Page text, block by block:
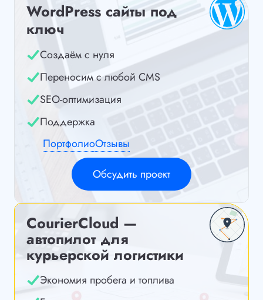
WordPress сайты под
ключ
Создаём с нуля
Переносим с любой CMS
SEO-оптимизация
Поддержка
ПортфолиоОтзывы
Обсудить проект
CourierCloud —
автопилот для
курьерской логистики
Экономия пробега и топлива